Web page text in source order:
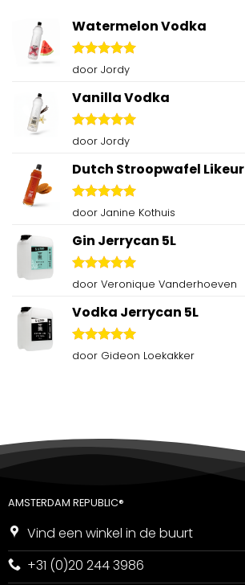
Watermelon Vodka
Gewaardeerd
door Jordy
Vanilla Vodka
Gewaardeerd
door Jordy
Dutch Stroopwafel Likeur
Gewaardeerd
door Janine Kothuis
Gin Jerrycan 5L
Gewaardeerd
door Veronique Vanderhoeven
Vodka Jerrycan 5L
Gewaardeerd
door Gideon Loekakker
AMSTERDAM REPUBLIC®
Vind een winkel in de buurt
+31 (0)20 244 3986